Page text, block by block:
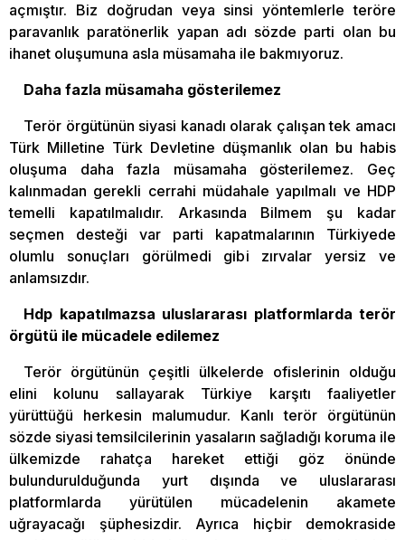
açmıştır. Biz doğrudan veya sinsi yöntemlerle teröre
paravanlık paratönerlik yapan adı sözde parti olan bu
ihanet oluşumuna asla müsamaha ile bakmıyoruz.
Daha fazla müsamaha gösterilemez
Terör örgütünün siyasi kanadı olarak çalışan tek amacı
Türk Milletine Türk Devletine düşmanlık olan bu habis
oluşuma daha fazla müsamaha gösterilemez. Geç
kalınmadan gerekli cerrahi müdahale yapılmalı ve HDP
temelli kapatılmalıdır. Arkasında Bilmem şu kadar
seçmen desteği var parti kapatmalarının Türkiyede
olumlu sonuçları görülmedi gibi zırvalar yersiz ve
anlamsızdır.
Hdp kapatılmazsa uluslararası platformlarda terör
örgütü ile mücadele edilemez
Terör örgütünün çeşitli ülkelerde ofislerinin olduğu
elini kolunu sallayarak Türkiye karşıtı faaliyetler
yürüttüğü herkesin malumudur. Kanlı terör örgütünün
sözde siyasi temsilcilerinin yasaların sağladığı koruma ile
ülkemizde rahatça hareket ettiği göz önünde
bulundurulduğunda yurt dışında ve uluslararası
platformlarda yürütülen mücadelenin akamete
uğrayacağı şüphesizdir. Ayrıca hiçbir demokraside